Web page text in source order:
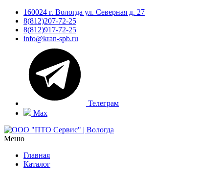
160024 г. Вологда ул. Северная д. 27
8(812)207-72-25
8(812)917-72-25
info@kran-spb.ru
Телеграм
Max
Меню
Главная
Каталог